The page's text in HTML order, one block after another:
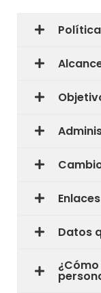
Datos